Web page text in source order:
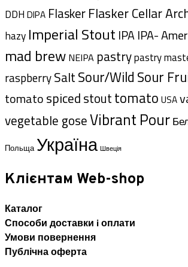
DDH DIPA FlaskerFlasker Cellar
hazy Imperial Stout IPA IPA-
mad brew NEIPA pastrypastry
raspberrySaltSour/Wild Sour
tomatospicedstouttomato USA
vegetable goseVibrant Pour
Польща Україна Швеція
Клієнтам Web-shop
Каталог
Способи доставки i оплати
Умови повернення
Публічна оферта